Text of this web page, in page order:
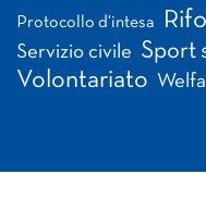
Protocollo d'intesa
Servizio civile Sport
Volontariato